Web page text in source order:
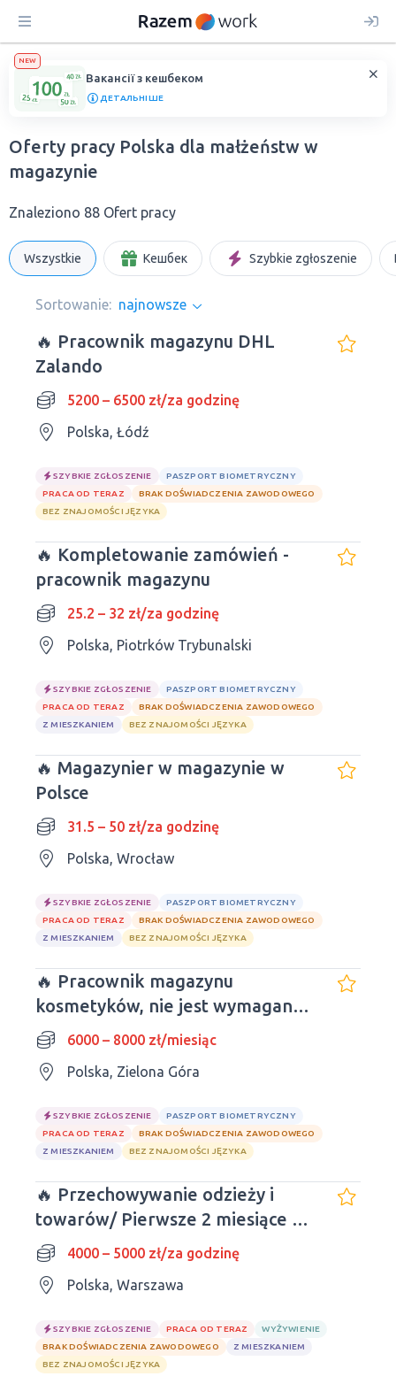
NEW
Вакансії з кешбеком
ДЕТАЛЬНІШЕ
Oferty pracy Polska dla małżeństw w
magazynie
Znaleziono 88 Ofert pracy
Wszystkie Кешбек Szybkie zgłoszenie
Sortowanie: najnowsze
🔥 Pracownik magazynu DHL
Zalando
5200 – 6500 zł/za godzinę
Polska, Łódź
SZYBKIE ZGŁOSZENIE
PASZPORT BIOMETRYCZNY
PRACA OD TERAZ
BRAK DOŚWIADCZENIA ZAWODOWEGO
BEZ ZNAJOMOŚCI JĘZYKA
🔥 Kompletowanie zamówień -
pracownik magazynu
25.2 – 32 zł/za godzinę
Polska, Piotrków Trybunalski
SZYBKIE ZGŁOSZENIE
PASZPORT BIOMETRYCZNY
PRACA OD TERAZ
BRAK DOŚWIADCZENIA ZAWODOWEGO
Z MIESZKANIEM
BEZ ZNAJOMOŚCI JĘZYKA
🔥 Magazynier w magazynie w
Polsce
31.5 – 50 zł/za godzinę
Polska, Wrocław
SZYBKIE ZGŁOSZENIE
PASZPORT BIOMETRYCZNY
PRACA OD TERAZ
BRAK DOŚWIADCZENIA ZAWODOWEGO
Z MIESZKANIEM
BEZ ZNAJOMOŚCI JĘZYKA
🔥 Pracownik magazynu
kosmetyków, nie jest wymagane
doświadczenie i znajomość
języków obcych
6000 – 8000 zł/miesiąc
Polska, Zielona Góra
SZYBKIE ZGŁOSZENIE
PASZPORT BIOMETRYCZNY
PRACA OD TERAZ
BRAK DOŚWIADCZENIA ZAWODOWEGO
Z MIESZKANIEM
BEZ ZNAJOMOŚCI JĘZYKA
🔥 Przechowywanie odzieży i
towarów/ Pierwsze 2 miesiące w
hostelu - BEZPŁATNIE
4000 – 5000 zł/za godzinę
Polska, Warszawa
SZYBKIE ZGŁOSZENIE PRACA OD TERAZ
WYŻYWIENIE
BRAK DOŚWIADCZENIA ZAWODOWEGO
Z MIESZKANIEM
BEZ ZNAJOMOŚCI JĘZYKA